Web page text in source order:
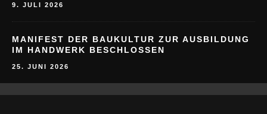
9. JULI 2026
MANIFEST DER BAUKULTUR ZUR AUSBILDUNG
IM HANDWERK BESCHLOSSEN
25. JUNI 2026